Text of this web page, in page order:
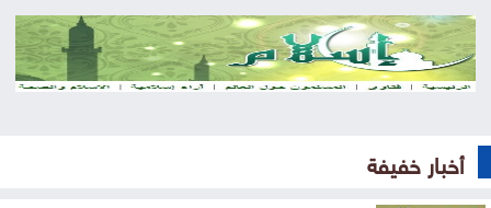
العراق يستلم 500 مليون دولار من البنك المركزي
الأميركي
أخبار خفيفة